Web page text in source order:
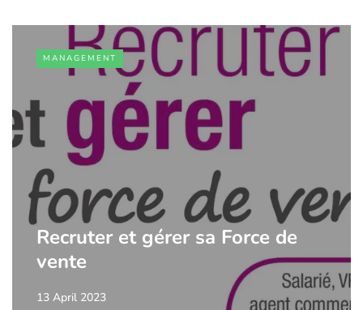
MANAGEMENT
Recruter et gérer sa Force de
vente
13 April 2023